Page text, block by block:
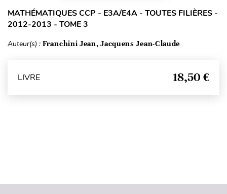
MATHÉMATIQUES CCP - E3A/E4A - TOUTES FILIÈRES -
2012-2013 - TOME 3
Auteur(s) : Franchini Jean, Jacquens Jean-Claude
LIVRE 18,50 €